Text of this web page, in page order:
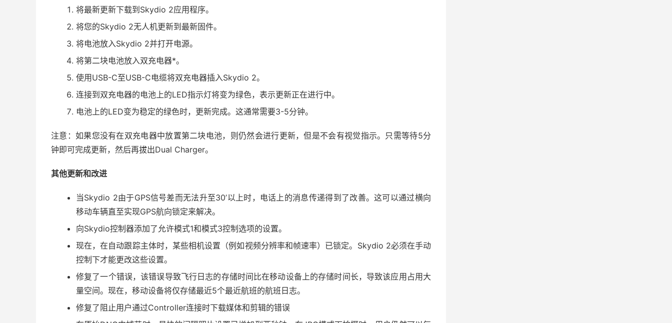
将最新更新下载到Skydio 2应用程序。
将您的Skydio 2无人机更新到最新固件。
将电池放入Skydio 2并打开电源。
将第二块电池放入双充电器*。
使用USB-C至USB-C电缆将双充电器插入Skydio 2。
连接到双充电器的电池上的LED指示灯将变为绿色，表示更新正在进行中。
电池上的LED变为稳定的绿色时，更新完成。这通常需要3-5分钟。
注意：如果您没有在双充电器中放置第二块电池，则仍然会进行更新，但是不会有视觉指示。只需等待5分
钟即可完成更新，然后再拔出Dual Charger。
其他更新和改进
当Skydio 2由于GPS信号差而无法升至30’以上时，电话上的消息传递得到了改善。这可以通过横向
移动车辆直至实现GPS航向锁定来解决。
向Skydio控制器添加了允许模式1和模式3控制选项的设置。
现在，在自动跟踪主体时，某些相机设置（例如视频分辨率和帧速率）已锁定。Skydio 2必须在手动
控制下才能更改这些设置。
修复了一个错误，该错误导致飞行日志的存储时间比在移动设备上的存储时间长，导致该应用占用大
量空间。现在，移动设备将仅存储最近5个最近航班的航班日志。
修复了阻止用户通过Controller连接时下载媒体和剪辑的错误